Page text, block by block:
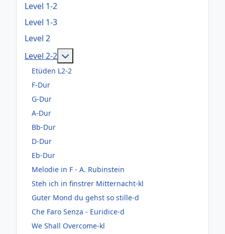
Level 1-2
Level 1-3
Level 2
Level 2-2
Etüden L2-2
F-Dur
G-Dur
A-Dur
Bb-Dur
D-Dur
Eb-Dur
Melodie in F - A. Rubinstein
Steh ich in finstrer Mitternacht-kl
Guter Mond du gehst so stille-d
Che Faro Senza - Euridice-d
We Shall Overcome-kl